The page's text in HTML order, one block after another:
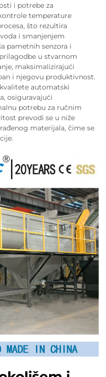
i potrebe za
temperature
što rezultira
i smanjenjem
pametnih senzora i
u stvarnom
maksimalizirajući
i njegovu produktivnost.
automatski
osiguravajući
potrebu za ručnim
prevodi se u niže
materijala, čime se